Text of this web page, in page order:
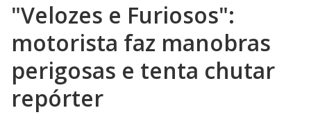
"Velozes e Furiosos":
motorista faz manobras
perigosas e tenta chutar
repórter